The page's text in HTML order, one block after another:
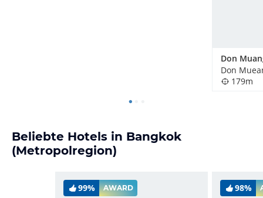
Don
Don
179m
Beliebte Hotels in Bangkok
(Metropolregion)
99% AWARD 98%